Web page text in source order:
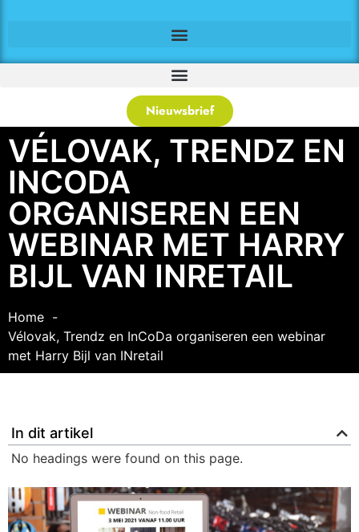
Nieuwsbrief
VÉLOVAK, TRENDZ EN
INCODA
ORGANISEREN EEN
WEBINAR MET HARRY
BIJL VAN INRETAIL
Home
Vélovak, Trendz en InCoDa organiseren een webinar
met Harry Bijl van INretail
In dit artikel
No headings were found on this page.